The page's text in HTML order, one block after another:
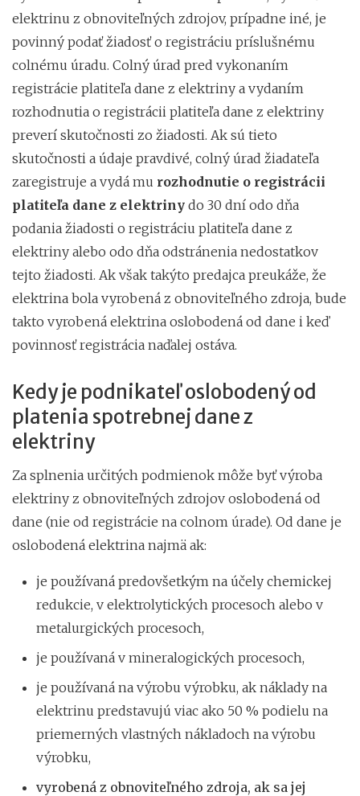
elektrinu z obnoviteľných zdrojov, prípadne iné, je
povinný podať žiadosť o registráciu príslušnému
colnému úradu. Colný úrad pred vykonaním
registrácie platiteľa dane z elektriny a vydaním
rozhodnutia o registrácii platiteľa dane z elektriny
preverí skutočnosti zo žiadosti. Ak sú tieto
skutočnosti a údaje pravdivé, colný úrad žiadateľa
zaregistruje a vydá mu rozhodnutie o registrácii
platiteľa dane z elektriny do 30 dní odo dňa
podania žiadosti o registráciu platiteľa dane z
elektriny alebo odo dňa odstránenia nedostatkov
tejto žiadosti. Ak však takýto predajca preukáže, že
elektrina bola vyrobená z obnoviteľného zdroja, bude
takto vyrobená elektrina oslobodená od dane i keď
povinnosť registrácia naďalej ostáva.
Kedy je podnikateľ oslobodený od
platenia spotrebnej dane z
elektriny
Za splnenia určitých podmienok môže byť výroba
elektriny z obnoviteľných zdrojov oslobodená od
dane (nie od registrácie na colnom úrade). Od dane je
oslobodená elektrina najmä ak:
je používaná predovšetkým na účely chemickej
redukcie, v elektrolytických procesoch alebo v
metalurgických procesoch,
je používaná v mineralogických procesoch,
je používaná na výrobu výrobku, ak náklady na
elektrinu predstavujú viac ako 50 % podielu na
priemerných vlastných nákladoch na výrobu
výrobku,
vyrobená z obnoviteľného zdroja, ak sa jej